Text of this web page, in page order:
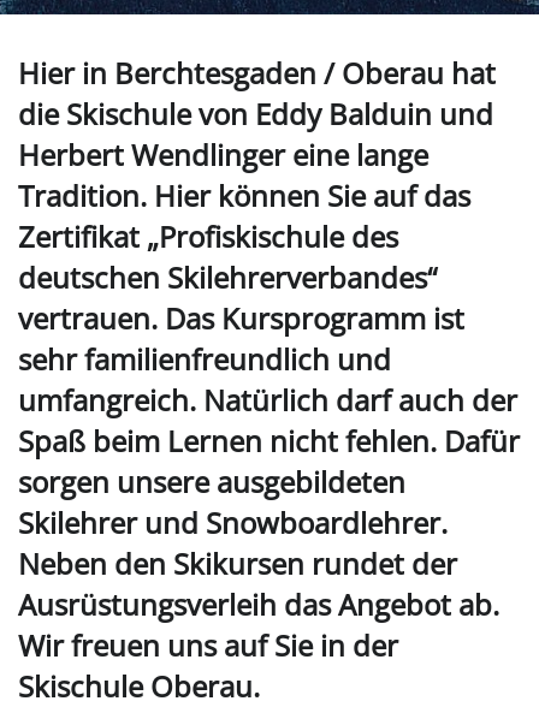
Hier in Berchtesgaden / Oberau hat
die Skischule von Eddy Balduin und
Herbert Wendlinger eine lange
Tradition. Hier können Sie auf das
Zertifikat „Profiskischule des
deutschen Skilehrerverbandes“
vertrauen. Das Kursprogramm ist
sehr familienfreundlich und
umfangreich. Natürlich darf auch der
Spaß beim Lernen nicht fehlen. Dafür
sorgen unsere ausgebildeten
Skilehrer und Snowboardlehrer.
Neben den Skikursen rundet der
Ausrüstungsverleih das Angebot ab.
Wir freuen uns auf Sie in der
Skischule Oberau.